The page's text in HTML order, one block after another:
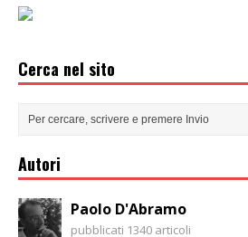
Cerca nel sito
Autori
Paolo D'Abramo
pubblicati 1340 articoli